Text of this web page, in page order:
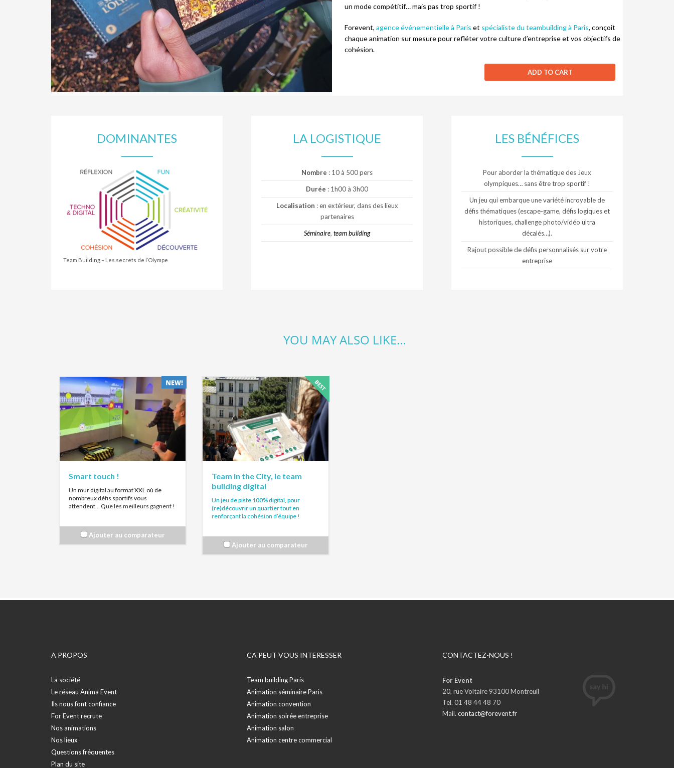
un mode compétitif… mais pas trop sportif !
Forevent, agence événementielle à Paris et spécialiste du teambuilding à Paris, conçoit
chaque animation sur mesure pour refléter votre culture d’entreprise et vos objectifs de
cohésion.
ADD TO CART
DOMINANTES
Team Building – Les secrets de l’Olympe
LA LOGISTIQUE
Nombre : 10 à 500 pers
Durée : 1h00 à 3h00
Localisation : en extérieur, dans des lieux
partenaires
Séminaire, team building
LES BÉNÉFICES
Pour aborder la thématique des Jeux
olympiques… sans être trop sportif !
Un jeu qui embarque une variété incroyable de
défis thématiques (escape-game, défis logiques et
historiques, challenge photo/vidéo ultra
décalés…).
Rajout possible de défis personnalisés sur votre
entreprise
YOU MAY ALSO LIKE…
Smart touch !
Un mur digital au format XXL où de
nombreux défis sportifs vous
attendent… Que les meilleurs gagnent !
sur le lieu de votre événement,
plusieurs participants s’affrontent
introduire du Fun et de la compétition
Ajouter au comparateur
Team in the City, le team
building digital
Un jeu de piste 100% digital, pour
(re)découvrir un quartier tout en
renforçant la cohésion d’équipe !
rues d’un quartier afin de relever un
maximum de défis thématiques
sont spécialement étudiés pour
d’hier et d’aujourd’hui.
d’anecdotes historiques, un terrain de
Bientôt disponibles
: d’autres quartiers parisiens auront très
même que Bordeaux et Montpellier.
Spécialement développée pour
l’événementiel d’entreprise, notre
Ajouter au comparateur
A PROPOS
La société
Le réseau Anima Event
Ils nous font confiance
For Event recrute
Nos animations
Nos lieux
Questions fréquentes
Plan du site
CA PEUT VOUS INTERESSER
Team building Paris
Animation séminaire Paris
Animation convention
Animation soirée entreprise
Animation salon
Animation centre commercial
CONTACTEZ-NOUS !
For Event
20, rue Voltaire 93100 Montreuil
Tel. 01 48 44 48 70
Mail. contact@forevent.fr